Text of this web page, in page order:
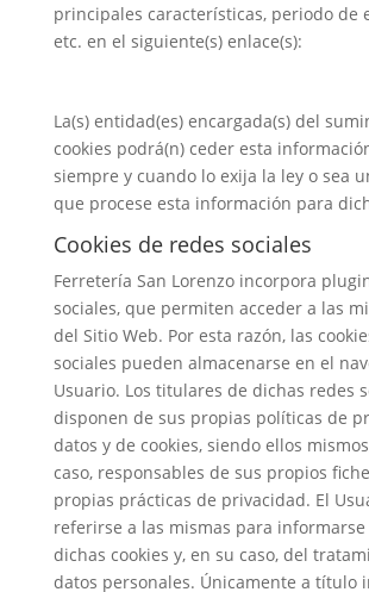
principales características, periodo de
etc. en el siguiente(s) enlace(s):
La(s) entidad(es) encargada(s) del
cookies podrá(n) ceder esta
siempre y cuando lo exija la ley o sea
que procese esta información para
Cookies de redes sociales
Ferretería San Lorenzo incorpora
sociales, que permiten acceder a las
del Sitio Web. Por esta razón, las
sociales pueden almacenarse en el
Usuario. Los titulares de dichas redes
disponen de sus propias políticas de
datos y de cookies, siendo ellos
caso, responsables de sus propios
propias prácticas de privacidad. El
referirse a las mismas para informarse
dichas cookies y, en su caso, del
datos personales. Únicamente a título